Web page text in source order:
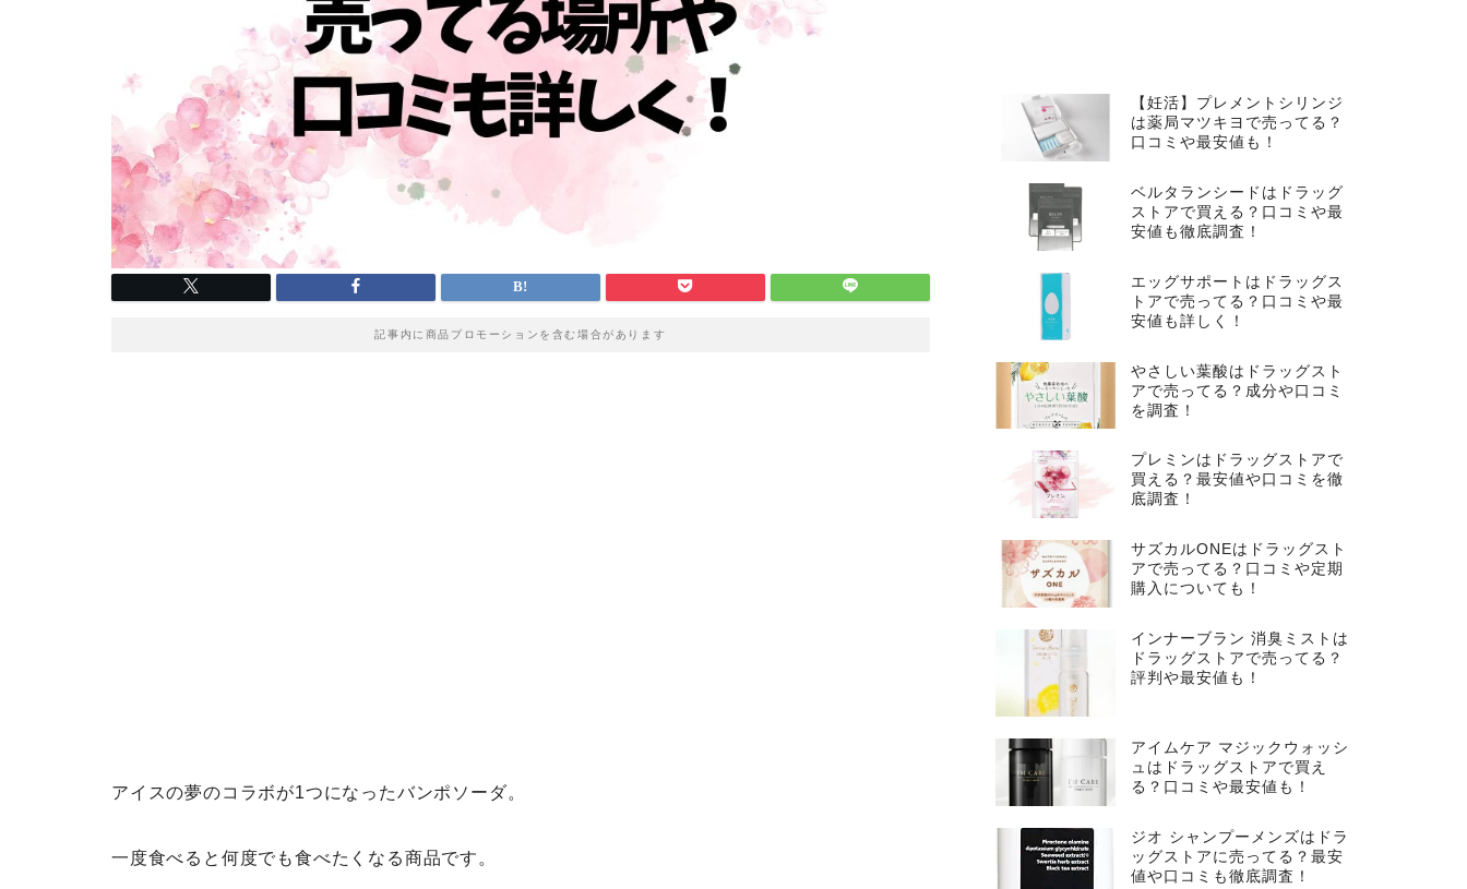
記事内に商品プロモーションを含む場合があります
アイスの夢のコラボが1つになったバンポソーダ。
一度食べると何度でも食べたくなる商品です。
【妊活】プレメントシリンジ
は薬局マツキヨで売ってる？
口コミや最安値も！
ベルタランシードはドラッグ
ストアで買える？口コミや最
安値も徹底調査！
エッグサポートはドラッグス
トアで売ってる？口コミや最
安値も詳しく！
やさしい葉酸はドラッグスト
アで売ってる？成分や口コミ
を調査！
プレミンはドラッグストアで
買える？最安値や口コミを徹
底調査！
サズカルONEはドラッグスト
アで売ってる？口コミや定期
購入についても！
インナーブラン 消臭ミストは
ドラッグストアで売ってる？
評判や最安値も！
アイムケア マジックウォッシ
ュはドラッグストアで買え
る？口コミや最安値も！
ジオ シャンプーメンズはドラ
ッグストアに売ってる？最安
値や口コミも徹底調査！